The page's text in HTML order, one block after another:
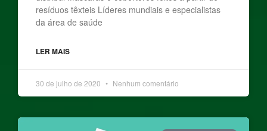
resíduos têxteis Líderes mundiais e especialistas
da área de saúde
LER MAIS
30 de julho de 2020 Nenhum comentário